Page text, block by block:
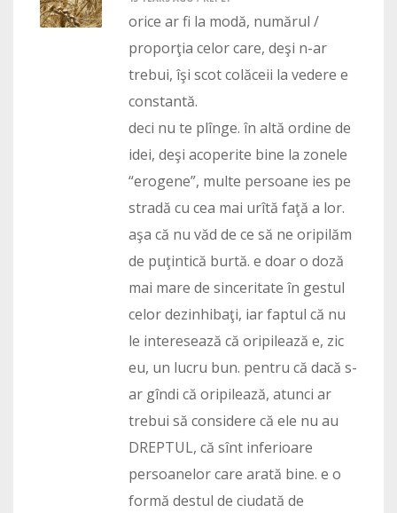
orice ar fi la modă, numărul /
proporţia celor care, deşi n-ar
trebui, îşi scot colăceii la vedere e
constantă.
deci nu te plînge. în altă ordine de
idei, deşi acoperite bine la zonele
“erogene”, multe persoane ies pe
stradă cu cea mai urîtă faţă a lor.
aşa că nu văd de ce să ne oripilăm
de puţintică burtă. e doar o doză
mai mare de sinceritate în gestul
celor dezinhibaţi, iar faptul că nu
le interesează că oripilează e, zic
eu, un lucru bun. pentru că dacă s-
ar gîndi că oripilează, atunci ar
trebui să considere că ele nu au
DREPTUL, că sînt inferioare
persoanelor care arată bine. e o
formă destul de ciudată de